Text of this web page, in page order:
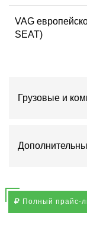
VAG
SEAT)
Грузовые и
Полный прайс-